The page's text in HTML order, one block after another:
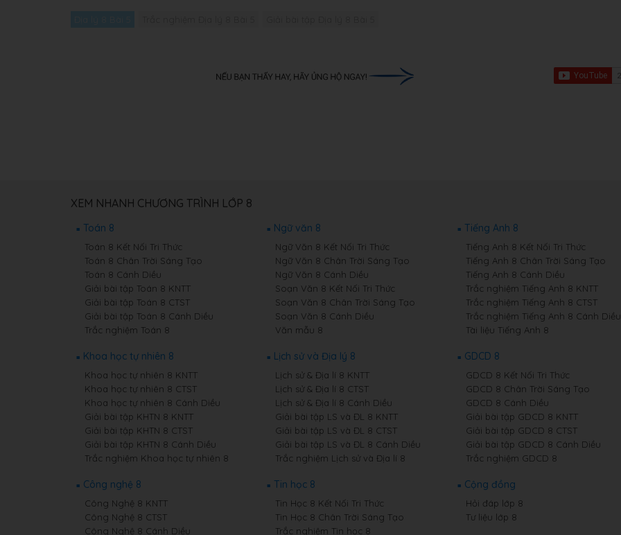
XEM NHANH CHƯƠNG TRÌNH LỚP 8
Toán 8
Toán 8 Kết Nối Tri Thức
Toán 8 Chân Trời Sáng Tạo
Toán 8 Cánh Diều
Giải bài tập Toán 8 KNTT
Giải bài tập Toán 8 CTST
Giải bài tập Toán 8 Cánh Diều
Trắc nghiệm Toán 8
Ngữ văn 8
Ngữ Văn 8 Kết Nối Tri Thức
Ngữ Văn 8 Chân Trời Sáng Tạo
Ngữ Văn 8 Cánh Diều
Soạn Văn 8 Kết Nối Tri Thức
Soạn Văn 8 Chân Trời Sáng Tạo
Soạn Văn 8 Cánh Diều
Văn mẫu 8
Tiếng Anh 8
Tiếng Anh 8 Kết Nối Tri Thức
Tiếng Anh 8 Chân Trời Sáng Tạo
Tiếng Anh 8 Cánh Diều
Trắc nghiệm Tiếng Anh 8 KNTT
Trắc nghiệm Tiếng Anh 8 CTST
Trắc nghiệm Tiếng Anh 8 Cánh Diều
Tài liệu Tiếng Anh 8
Khoa học tự nhiên 8
Khoa học tự nhiên 8 KNTT
Khoa học tự nhiên 8 CTST
Khoa học tự nhiên 8 Cánh Diều
Giải bài tập KHTN 8 KNTT
Giải bài tập KHTN 8 CTST
Giải bài tập KHTN 8 Cánh Diều
Trắc nghiệm Khoa học tự nhiên 8
Lịch sử và Địa lý 8
Lịch sử & Địa lí 8 KNTT
Lịch sử & Địa lí 8 CTST
Lịch sử & Địa lí 8 Cánh Diều
Giải bài tập LS và ĐL 8 KNTT
Giải bài tập LS và ĐL 8 CTST
Giải bài tập LS và ĐL 8 Cánh Diều
Trắc nghiệm Lịch sử và Địa lí 8
GDCD 8
GDCD 8 Kết Nối Tri Thức
GDCD 8 Chân Trời Sáng Tạo
GDCD 8 Cánh Diều
Giải bài tập GDCD 8 KNTT
Giải bài tập GDCD 8 CTST
Giải bài tập GDCD 8 Cánh Diều
Trắc nghiệm GDCD 8
Công nghệ 8
Công Nghệ 8 KNTT
Công Nghệ 8 CTST
Công Nghệ 8 Cánh Diều
Tin học 8
Tin Học 8 Kết Nối Tri Thức
Tin Học 8 Chân Trời Sáng Tạo
Trắc nghiệm Tin học 8
Cộng đồng
Hỏi đáp lớp 8
Tư liệu lớp 8